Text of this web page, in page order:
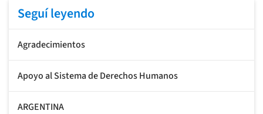
Seguí leyendo
Agradecimientos
Apoyo al Sistema de Derechos Humanos
ARGENTINA